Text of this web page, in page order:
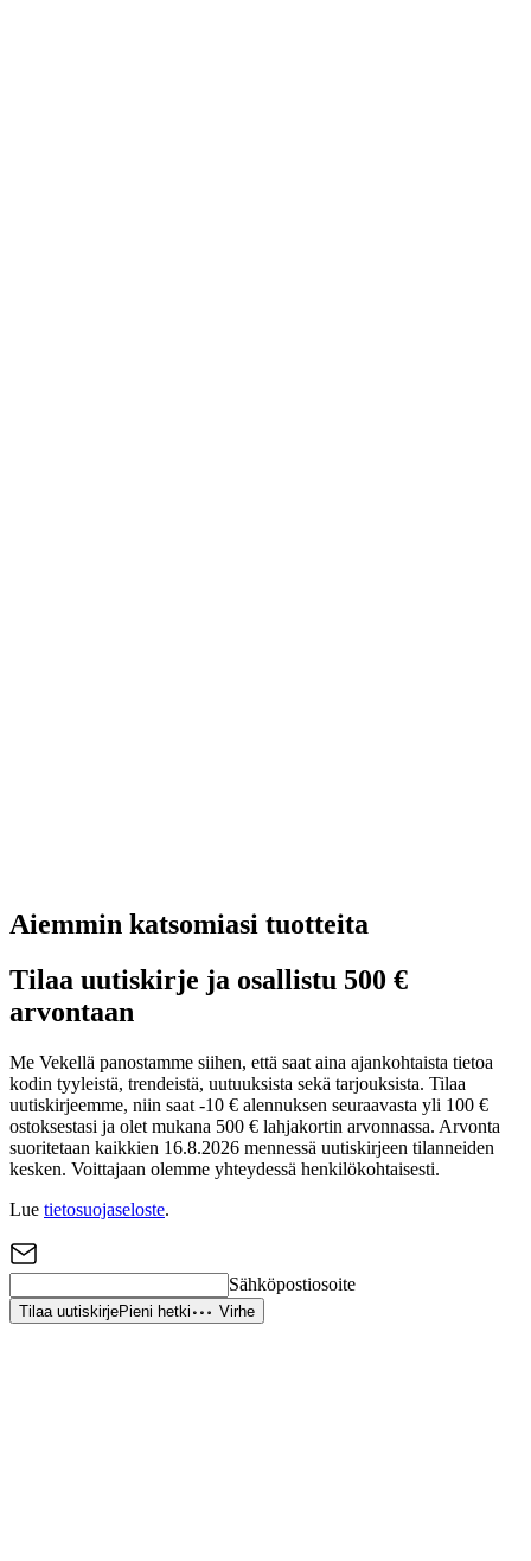
Aiemmin katsomiasi tuotteita
Tilaa uutiskirje ja osallistu 500 €
arvontaan
Me Vekellä panostamme siihen, että saat aina ajankohtaista tietoa
kodin tyyleistä, trendeistä, uutuuksista sekä tarjouksista. Tilaa
uutiskirjeemme, niin saat -10 € alennuksen seuraavasta yli 100 €
ostoksestasi ja olet mukana 500 € lahjakortin arvonnassa. Arvonta
suoritetaan kaikkien 16.8.2026 mennessä uutiskirjeen tilanneiden
kesken. Voittajaan olemme yhteydessä henkilökohtaisesti.
Lue tietosuojaseloste.
Sähköpostiosoite
Tilaa uutiskirjePieni hetki Virhe